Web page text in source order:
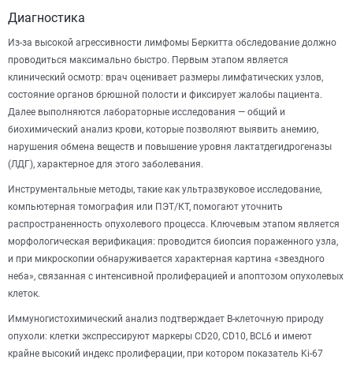
Диагностика
Из-за высокой агрессивности лимфомы Беркитта обследование должно
проводиться максимально быстро. Первым этапом является
клинический осмотр: врач оценивает размеры лимфатических узлов,
состояние органов брюшной полости и фиксирует жалобы пациента.
Далее выполняются лабораторные исследования — общий и
биохимический анализ крови, которые позволяют выявить анемию,
нарушения обмена веществ и повышение уровня лактатдегидрогеназы
(ЛДГ), характерное для этого заболевания.
Инструментальные методы, такие как ультразвуковое исследование,
компьютерная томография или ПЭТ/КТ, помогают уточнить
распространенность опухолевого процесса. Ключевым этапом является
морфологическая верификация: проводится биопсия пораженного узла,
и при микроскопии обнаруживается характерная картина «звездного
неба», связанная с интенсивной пролиферацией и апоптозом опухолевых
клеток.
Иммуногистохимический анализ подтверждает В-клеточную природу
опухоли: клетки экспрессируют маркеры CD20, CD10, BCL6 и имеют
крайне высокий индекс пролиферации, при котором показатель Ki-67